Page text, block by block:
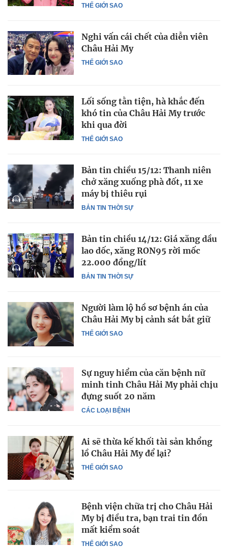
THẾ GIỚI SAO
THẾ GIỚI SAO
Nghi vấn cái chết của diễn viên
Châu Hải My
THẾ GIỚI SAO
Lối sống tằn tiện, hà khắc đến
khó tin của Châu Hải My trước
khi qua đời
BẢN TIN THỜI SỰ
Bản tin chiều 15/12: Thanh niên
chở xăng xuống phà đốt, 11 xe
máy bị thiêu rụi
BẢN TIN THỜI SỰ
Bản tin chiều 14/12: Giá xăng dầu
lao dốc, xăng RON95 rời mốc
22.000 đồng/lít
THẾ GIỚI SAO
Người làm lộ hồ sơ bệnh án của
Châu Hải My bị cảnh sát bắt giữ
CÁC LOẠI BỆNH
Sự nguy hiểm của căn bệnh nữ
minh tinh Châu Hải My phải chịu
đựng suốt 20 năm
THẾ GIỚI SAO
Ai sẽ thừa kế khối tài sản khổng
lồ Châu Hải My để lại?
THẾ GIỚI SAO
Bệnh viện chữa trị cho Châu Hải
My bị điều tra, bạn trai tin đồn
mất kiểm soát